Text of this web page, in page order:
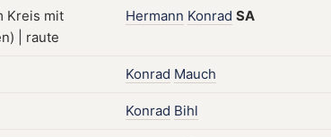
Hermann Konrad SA
Konrad Mauch
Konrad Bihl